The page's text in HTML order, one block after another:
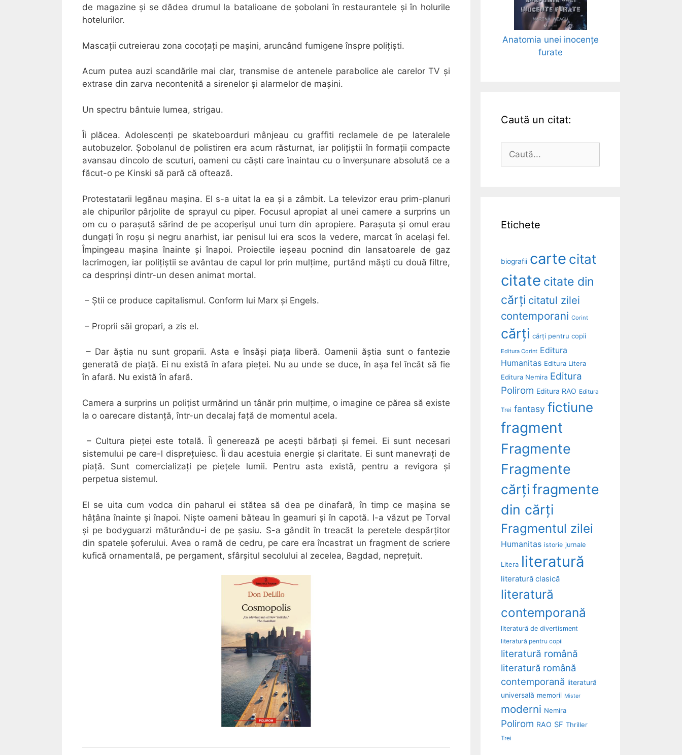
de magazine și se dădea drumul la batalioane de șobolani în restaurantele și în holurile
hotelurilor.
Mascații cutreierau zona cocoțați pe mașini, aruncând fumigene înspre polițiști.
Acum putea auzi scandările mai clar, transmise de antenele parabolice ale carelor TV și
extrase din zarva necontenită a sirenelor și alarmelor de mașini.
Un spectru bântuie lumea, strigau.
Îi plăcea. Adolescenți pe skateboarduri mânjeau cu graffiti reclamele de pe lateralele
autobuzelor. Șobolanul de polistiren era acum răsturnat, iar polițiștii în formații compacte
avansau dincolo de scuturi, oameni cu căști care înaintau cu o înverșunare absolută ce a
făcut-o pe Kinski să pară că oftează.
Protestatarii legănau mașina. El s-a uitat la ea și a zâmbit. La televizor erau prim-planuri
ale chipurilor pârjolite de sprayul cu piper. Focusul apropiat al unei camere a surprins un
om cu o parașută sărind de pe acoperișul unui turn din apropiere. Parașuta și omul erau
dungați în roșu și negru anarhist, iar penisul lui era scos la vedere, marcat în același fel.
Împingeau mașina înainte și înapoi. Proiectile ieșeau pocnind din lansatoarele de gaz
lacrimogen, iar polițiștii se avântau de capul lor prin mulțime, purtând măști cu două filtre,
ca desprinși dintr-un desen animat mortal.
– Știi ce produce capitalismul. Conform lui Marx și Engels.
– Proprii săi gropari, a zis el.
– Dar ăștia nu sunt groparii. Asta e însăși piața liberă. Oamenii ăștia sunt o fantezie
generată de piață. Ei nu există în afara pieței. Nu au unde se duce, în așa fel încât să fie
în afară. Nu există în afară.
Camera a surprins un polițist urmărind un tânăr prin mulțime, o imagine ce părea să existe
la o oarecare distanță, într-un decalaj față de momentul acela.
– Cultura pieței este totală. Îi generează pe acești bărbați și femei. Ei sunt necesari
sistemului pe care-l disprețuiesc. Îi dau acestuia energie și claritate. Ei sunt manevrați de
piață. Sunt comercializați pe piețele lumii. Pentru asta există, pentru a revigora și
perpetua sistemul.
El se uita cum vodca din paharul ei stătea să dea pe dinafară, în timp ce mașina se
hâțâna înainte și înapoi. Niște oameni băteau în geamuri și în capotă. I-a văzut pe Torval
și pe bodyguarzi măturându-i de pe șasiu. S-a gândit în treacăt la peretele despărțitor
din spatele șoferului. Avea o ramă de cedru, pe care era încastrat un fragment de scriere
kufică ornamentală, pe pergament, sfârșitul secolului al zecelea, Bagdad, neprețuit.
Anatomia unei inocențe
furate
Caută un citat:
Caută
Etichete
biografii carte citat
citate citate din
cărți citatul zilei
contemporani Corint
cărți cărți pentru copii
Editura Corint Editura
Humanitas Editura Litera
Editura Nemira Editura
Polirom Editura RAO Editura
Trei fantasy fictiune
fragment
Fragmente
Fragmente
cărțifragmente
din cărți
Fragmentul zilei
Humanitas istorie jurnale
Litera literatură
literatură clasică
literatură
contemporană
literatură de divertisment
literatură pentru copii
literatură română
literatură română
contemporană literatură
universală memorii Mister
moderni Nemira
Polirom RAO SF Thriller
Trei